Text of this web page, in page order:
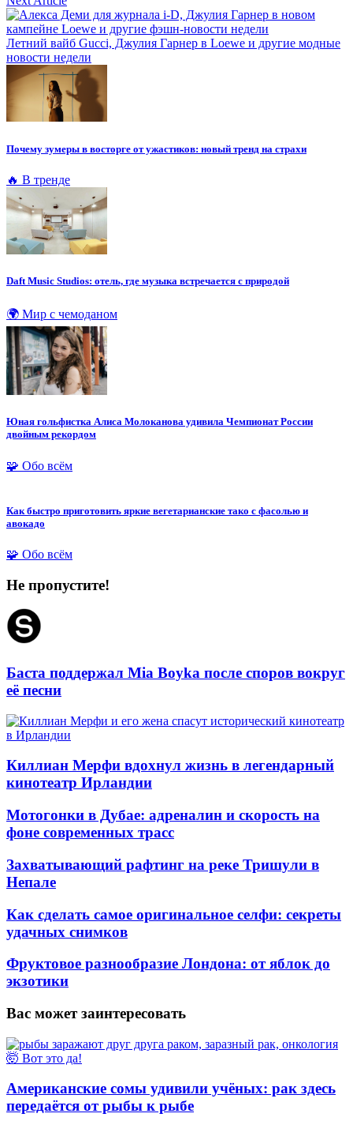
Летний вайб Gucci, Джулия Гарнер в Loewe и другие модные
новости недели
Почему зумеры в восторге от ужастиков: новый тренд на страхи
🔥 В тренде
Daft Music Studios: отель, где музыка встречается с природой
🌍 Мир с чемоданом
Юная гольфистка Алиса Молоканова удивила Чемпионат России
двойным рекордом
🧩 Обо всём
Как быстро приготовить яркие вегетарианские тако с фасолью и
авокадо
🧩 Обо всём
Не пропустите!
Баста поддержал Mia Boyka после споров вокруг
её песни
Киллиан Мерфи вдохнул жизнь в легендарный
кинотеатр Ирландии
Мотогонки в Дубае: адреналин и скорость на
фоне современных трасс
Захватывающий рафтинг на реке Тришули в
Непале
Как сделать самое оригинальное селфи: секреты
удачных снимков
Фруктовое разнообразие Лондона: от яблок до
экзотики
Вас может заинтересовать
🤯 Вот это да!
Американские сомы удивили учёных: рак здесь
передаётся от рыбы к рыбе